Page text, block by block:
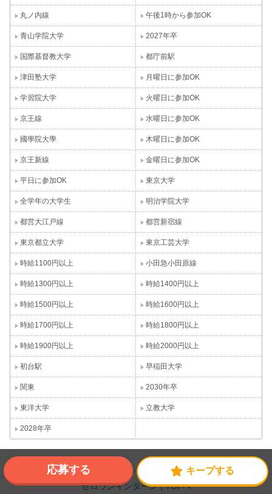
丸ノ内線 午後1時から参加OK
青山学院大学 2027年卒
国際基督教大学 都庁前駅
津田塾大学 月曜日に参加OK
学習院大学 火曜日に参加OK
京王線 水曜日に参加OK
國學院大學 木曜日に参加OK
京王新線 金曜日に参加OK
平日に参加OK 東京大学
全学年の大学生 明治学院大学
都営大江戸線 都営新宿線
東京都立大学 東京工芸大学
時給1100円以上 小田急小田原線
時給1300円以上 時給1400円以上
時給1500円以上 時給1600円以上
時給1700円以上 時給1800円以上
時給1900円以上 時給2000円以上
初台駅 早稲田大学
関東 2030年卒
東洋大学 立教大学
2028年卒
長期インターンシップ募集情報なら
ゼロワンインターン | TOPへ
応募する キープする